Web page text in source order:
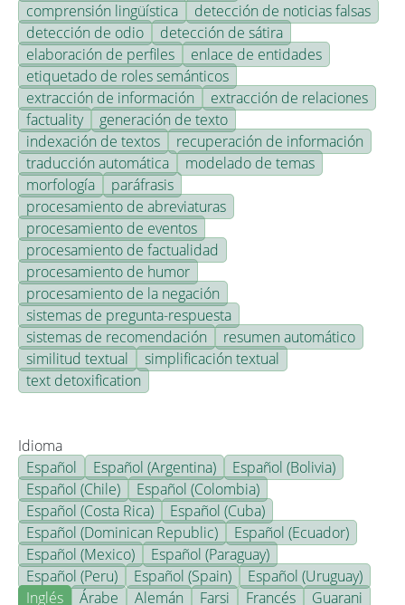
comprensión lingüística
detección de noticias falsas
detección de odio
detección de sátira
elaboración de perfiles
enlace de entidades
etiquetado de roles semánticos
extracción de información
extracción de relaciones
factuality
generación de texto
indexación de textos
recuperación de información
traducción automática
modelado de temas
morfología
paráfrasis
procesamiento de abreviaturas
procesamiento de eventos
procesamiento de factualidad
procesamiento de humor
procesamiento de la negación
sistemas de pregunta-respuesta
sistemas de recomendación
resumen automático
similitud textual
simplificación textual
text detoxification
Idioma
Español
Español (Argentina)
Español (Bolivia)
Español (Chile)
Español (Colombia)
Español (Costa Rica)
Español (Cuba)
Español (Dominican Republic)
Español (Ecuador)
Español (Mexico)
Español (Paraguay)
Español (Peru)
Español (Spain)
Español (Uruguay)
Inglés
Árabe Alemán Farsi Francés
Guarani